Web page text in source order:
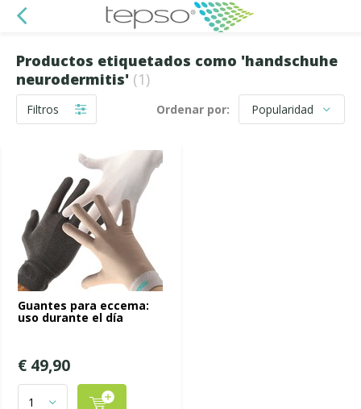
Productos etiquetados como 'handschuhe
neurodermitis' (1)
Filtros Ordenar por:
Guantes para eccema:
uso durante el día
€ 49,90